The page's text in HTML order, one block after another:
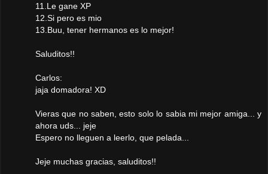
11.Le gane XP
12.Si pero es mio
13.Buu, tener hermanos es lo mejor!
Saluditos!!
Carlos:
jaja domadora! XD
Vieras que no saben, esto solo lo sabia mi mejor amiga... y
ahora uds... jeje
Espero no lleguen a leerlo, que pelada...
Jeje muchas gracias, saluditos!!